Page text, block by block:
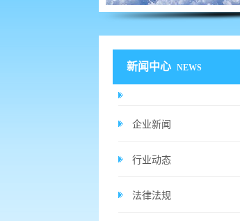
新闻中心 NEWS
企业新闻
行业动态
法律法规